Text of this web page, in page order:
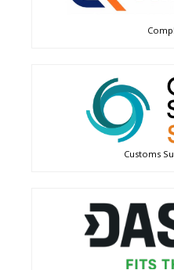
Customs